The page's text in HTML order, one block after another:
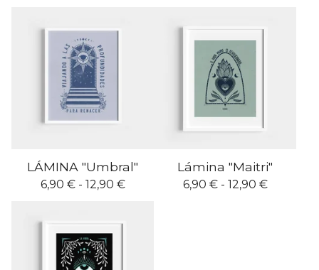
LÁMINA "Umbral"
6,90 €- 12,90 €
Lámina "Maitri"
6,90 €- 12,90 €